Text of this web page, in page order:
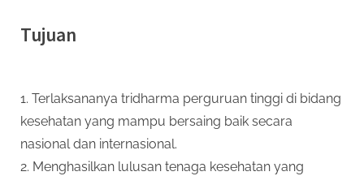
Tujuan
1. Terlaksananya tridharma perguruan tinggi di bidang
kesehatan yang mampu bersaing baik secara
nasional dan internasional.
2. Menghasilkan lulusan tenaga kesehatan yang